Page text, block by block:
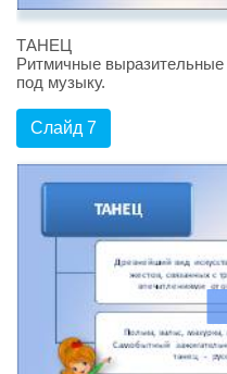
ТАНЕЦ
Ритмичные выразительные
под музыку.
Слайд 7